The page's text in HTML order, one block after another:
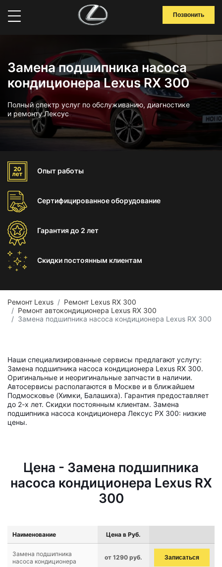
Позвонить
Замена подшипника насоса
кондиционера Lexus RX 300
Полный спектр услуг по обслуживанию, диагностике
и ремонту Лексус
Опыт работы
Сертифицированноеоборудование
Гарантиядо 2 лет
Скидки постоянным клиентам
Ремонт Lexus
Ремонт Lexus RX 300
Ремонт автокондиционера Lexus RX 300
Замена подшипника насоса кондиционера Lexus RX 300
Наши специализированные сервисы предлагают услугу:
Замена подшипника насоса кондиционера Lexus RX 300.
Оригинальные и неоригинальные запчасти в наличии.
Автосервисы располагаются в Москве и в ближайшем
Подмосковье (Химки, Балашиха). Гарантия предоставляет
до 2-х лет. Скидки постоянным клиентам. Замена
подшипника насоса кондиционера Лексус РХ 300: низкие
цены.
Цена - Замена подшипника
насоса кондиционера Lexus RX
300
Наименование Цена в Руб.
Замена подшипника
насоса кондиционера
от 1290 руб. Записаться